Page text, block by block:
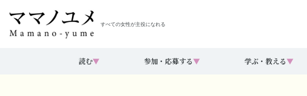
すべての女性が主役になれる
読む▼ 参加・応募する▼ 学ぶ・教える▼